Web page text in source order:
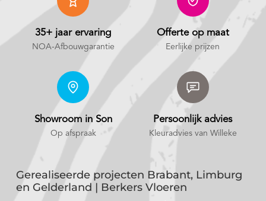
35+ jaar ervaring
NOA-Afbouwgarantie
Offerte op maat
Eerlijke prijzen
Showroom in Son
Op afspraak
Persoonlijk advies
Kleuradvies van Willeke
Gerealiseerde projecten Brabant, Limburg
en Gelderland | Berkers Vloeren